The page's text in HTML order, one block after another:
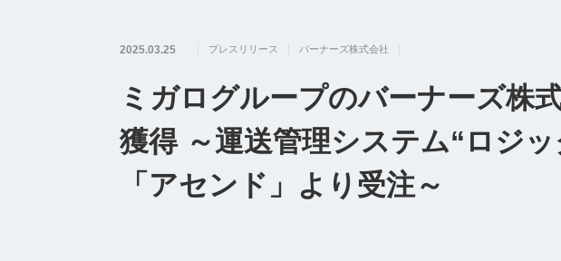
2025.03.25 プレスリリース バーナーズ株式会社
ミガログループのバーナーズ株
獲得 ～運送管理システム“ロジ
「アセンド」より受注～